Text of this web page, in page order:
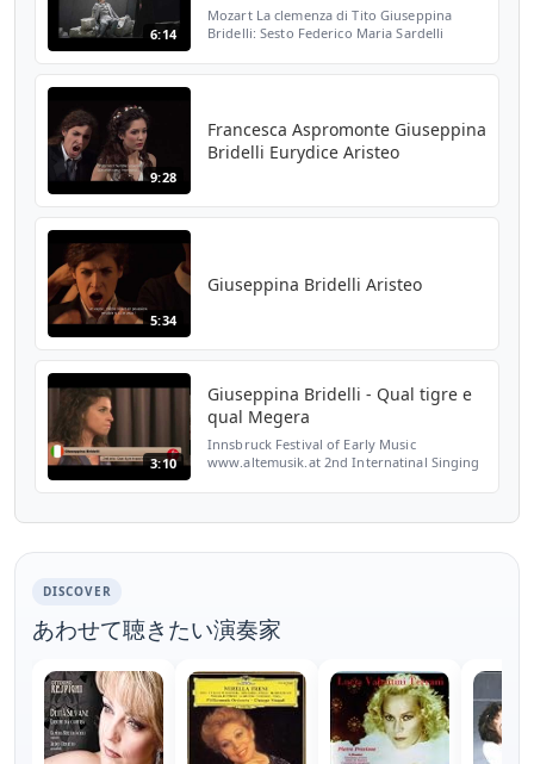
6:14
Mozart La clemenza di Tito Giuseppina
Bridelli: Sesto Federico Maria Sardelli
9:28
Francesca Aspromonte Giuseppina
Bridelli Eurydice Aristeo
5:34
Giuseppina Bridelli Aristeo
3:10
Giuseppina Bridelli - Qual tigre e
qual Megera
Innsbruck Festival of Early Music
www.altemusik.at 2nd Internatinal Singing
DISCOVER
あわせて聴きたい演奏家